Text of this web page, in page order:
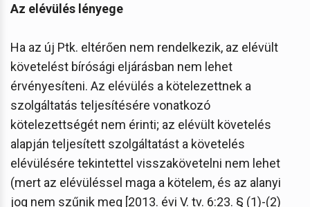
Az elévülés lényege
Ha az új Ptk. eltérően nem rendelkezik, az elévült
követelést bírósági eljárásban nem lehet
érvényesíteni. Az elévülés a kötelezettnek a
szolgáltatás teljesítésére vonatkozó
kötelezettségét nem érinti; az elévült követelés
alapján teljesített szolgáltatást a követelés
elévülésére tekintettel visszakövetelni nem lehet
(mert az elévüléssel maga a kötelem, és az alanyi
jog nem szűnik meg [2013. évi V. tv. 6:23. § (1)-(2)